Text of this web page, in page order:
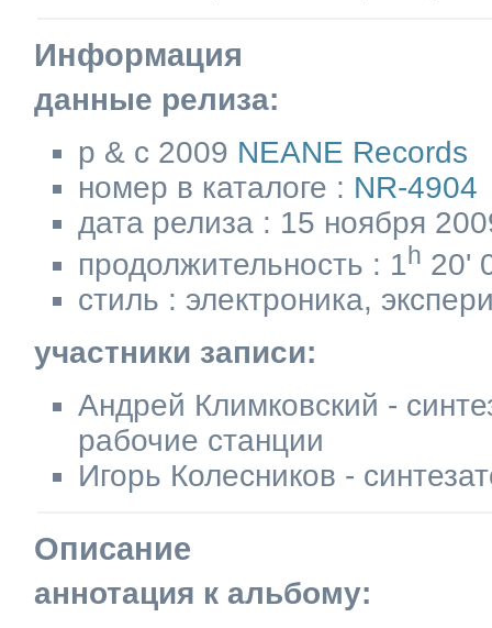
Информация
данные релиза:
p & c 2009 NEANE Records
номер в каталоге : NR-4904
дата релиза : 15 ноября
продолжительность : 1h 20'
стиль : электроника,
участники записи:
Андрей Климковский -
рабочие станции
Игорь Колесников -
Описание
аннотация к альбому: